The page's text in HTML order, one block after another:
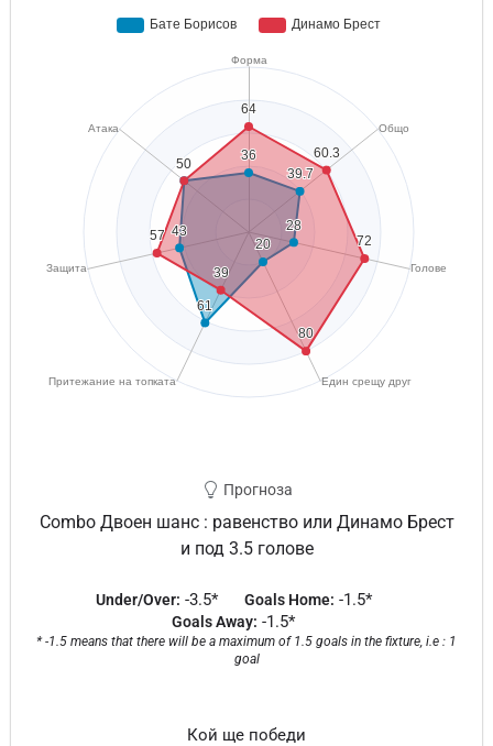
Прогноза
Combo Двоен шанс : равенство или Динамо Брест
и под 3.5 голове
Under/Over: -3.5* Goals Home: -1.5*
Goals Away: -1.5*
* -1.5 means that there will be a maximum of 1.5 goals in the fixture, i.e : 1
goal
Кой ще победи